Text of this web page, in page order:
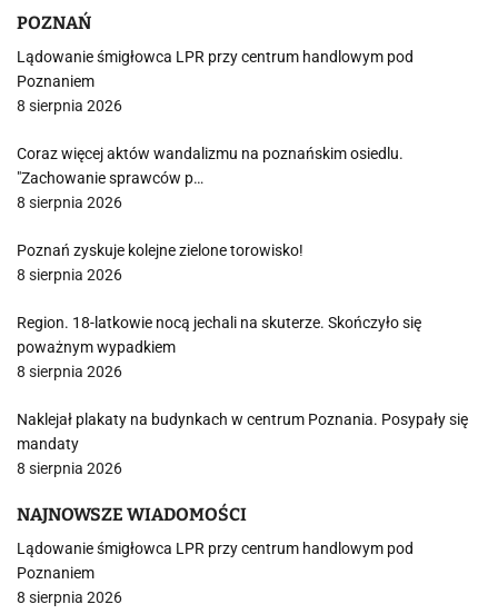
POZNAŃ
Lądowanie śmigłowca LPR przy centrum handlowym pod
Poznaniem
8 sierpnia 2026
Coraz więcej aktów wandalizmu na poznańskim osiedlu.
"Zachowanie sprawców p…
8 sierpnia 2026
Poznań zyskuje kolejne zielone torowisko!
8 sierpnia 2026
Region. 18-latkowie nocą jechali na skuterze. Skończyło się
poważnym wypadkiem
8 sierpnia 2026
Naklejał plakaty na budynkach w centrum Poznania. Posypały się
mandaty
8 sierpnia 2026
NAJNOWSZE WIADOMOŚCI
Lądowanie śmigłowca LPR przy centrum handlowym pod
Poznaniem
8 sierpnia 2026